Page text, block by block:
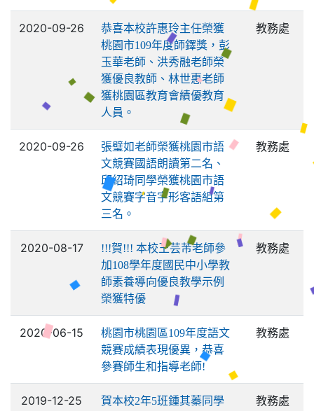
2020-09-26
恭喜本校許惠玲主任榮獲
桃園市109年度師鐸獎，彭
玉華老師、洪秀融老師榮
獲優良教師、林世惠老師
獲桃園區教育會績優教育
人員。
教務處
2020-09-26
張璧如老師榮獲桃園市語
文競賽國語朗讀第二名、
邱紹琦同學榮獲桃園市語
文競賽字音字形客語組第
三名。
教務處
2020-08-17
!!!賀!!! 本校王芸芾老師參
加108學年度國民中小學教
師素養導向優良教學示例
榮獲特優
教務處
2020-06-15
桃園市桃園區109年度語文
競賽成績表現優異，恭喜
參賽師生和指導老師!
教務處
2019-12-25
賀本校2年5班鍾其蓁同學
教務處